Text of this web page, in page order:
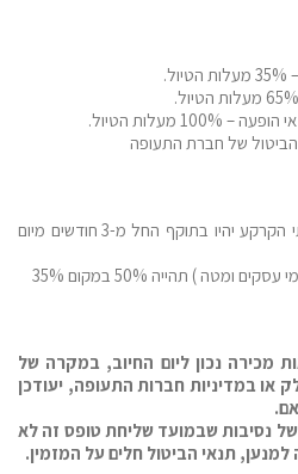
הביטול של חברת התעופה
דמי ביטול בסך 10% משירותי הקרקע יהיו בתוקף החל מ-3 חודשים מיום
מכירה נכון ליום החיוב, במקרה של
או במדיניות חברות התעופה, יעודכן
נסיבות שבמועד שליחת טופס זה לא
למנען, תנאי הביטול חלים על המזמין.